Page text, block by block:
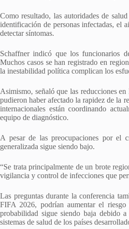
Como resultado, las autoridades de
identificación de personas infectadas, el
detectar síntomas.
Schaffner indicó que los funcionarios
Muchos casos se han registrado en
la inestabilidad política complican los
Asimismo, señaló que las reducciones
pudieron haber afectado la rapidez de la
internacionales están coordinando
equipo de diagnóstico.
A pesar de las preocupaciones por el
generalizada sigue siendo bajo.
“Se trata principalmente de un brote
vigilancia y control de infecciones que
Las preguntas durante la conferencia
FIFA 2026, podrían aumentar el
probabilidad sigue siendo baja debido
sistemas de salud de los países